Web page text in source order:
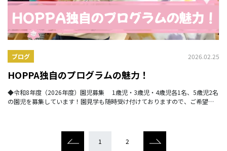
ブログ 2026.02.25
HOPPA独自のプログラムの魅力！
◆令和8年度（2026年度）園児募集 1歳児・3歳児・4歳児各1名、5歳児2名
の園児を募集しています！園見学も随時受け付けておりますので、ご希望の
1 2